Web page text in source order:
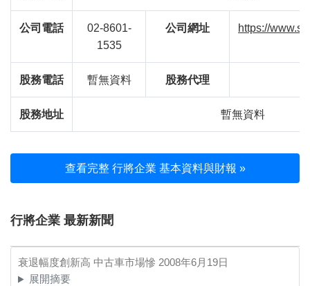
公司電話
02-8601-
1535
公司網址 https://
股務電話 暫無資料 股務代理
股務地址 暫無資料
查看完整 行將企業 基本資料與財報 »
行將企業 最新新聞
衰退幅度創新高 中古車市場慘 2008年6月19日
展開摘要